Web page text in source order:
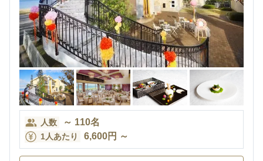
人数 ～ 110名
1人あたり 6,600円 ～